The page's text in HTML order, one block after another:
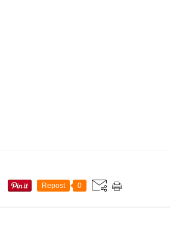
Repost 0